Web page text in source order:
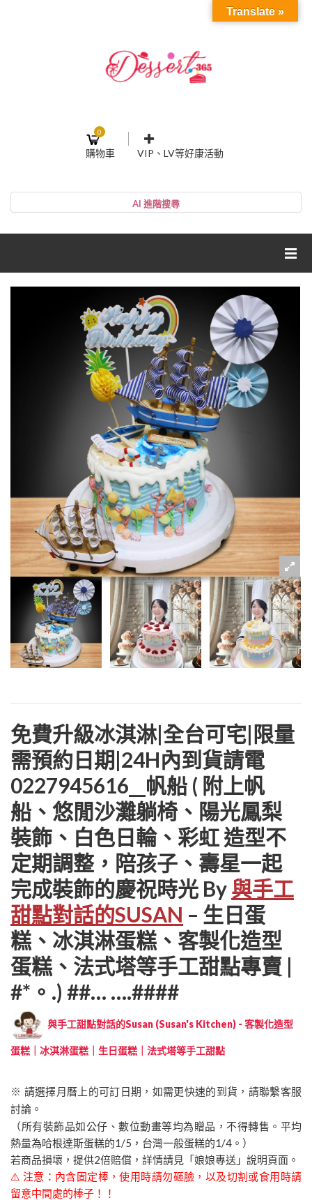
0
購物車 VIP、LV等好康活動
帳號
記住我
網紅媽咪蛋糕心得分享
加入甜點廚師接單平台
免費升級冰淇淋|全台可宅|限量
需預約日期|24H內到貨請電
0227945616__帆船 ( 附上帆
船、悠閒沙灘躺椅、陽光鳳梨
裝飾、白色日輪、彩虹 造型不
定期調整，陪孩子、壽星一起
完成裝飾的慶祝時光 By與手工
甜點對話的SUSAN – 生日蛋
糕、冰淇淋蛋糕、客製化造型
蛋糕、法式塔等手工甜點專賣 |
#*。.) ##… ….####
與手工甜點對話的Susan (Susan's Kitchen) - 客製化造型
蛋糕｜冰淇淋蛋糕｜生日蛋糕｜法式塔等手工甜點
※ 請選擇月曆上的可訂日期，如需更快速的到貨，請聯繫客服
討論。
（所有裝飾品如公仔、數位動畫等均為贈品，不得轉售。平均
熱量為哈根達斯蛋糕的1/5，台灣一般蛋糕的1/4。）
若商品損壞，提供2倍賠償，詳情請見「娘娘專送」說明頁面。
⚠️ 注意：內含固定棒，使用時請勿砸臉，以及切割或食用時請
留意中間處的棒子！！
Translate »